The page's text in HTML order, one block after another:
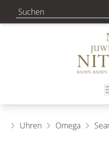
Uhren Omega